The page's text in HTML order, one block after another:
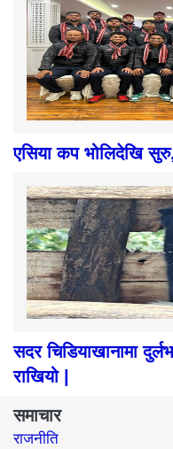
एसिया कप भोलिदेखि
सदर चिडियाखानामा
राखियो |
समाचार
राजनीति